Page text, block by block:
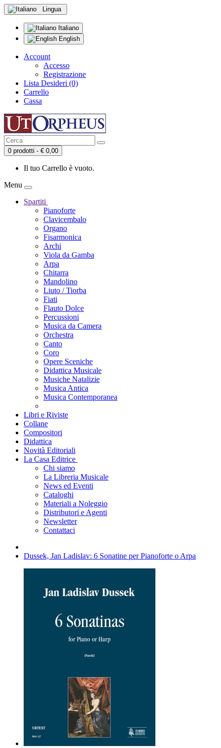
Lingua
Italiano
English
Account
Accesso
Registrazione
Lista Desideri (0)
Carrello
Cassa
0 prodotti - € 0,00
Il tuo Carrello è vuoto.
Menu
Spartiti
Pianoforte
Clavicembalo
Organo
Fisarmonica
Archi
Viola da Gamba
Arpa
Chitarra
Mandolino
Liuto / Tiorba
Fiati
Flauto Dolce
Percussioni
Musica da Camera
Orchestra
Canto
Coro
Opere Sceniche
Didattica Musicale
Musiche Natalizie
Musica Antica
Musica Contemporanea
Libri e Riviste
Collane
Compositori
Didattica
Novità Editoriali
La Casa Editrice
Chi siamo
La Libreria Musicale
News ed Eventi
Cataloghi
Materiali a Noleggio
Distributori e Agenti
Newsletter
Contattaci
Dussek, Jan Ladislav: 6 Sonatine per Pianoforte o Arpa